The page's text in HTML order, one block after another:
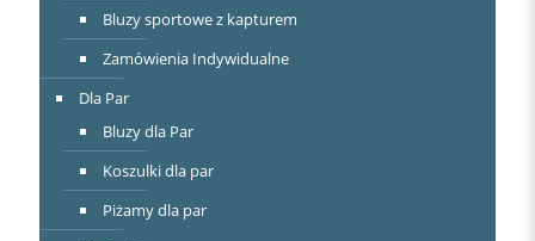
Bluzy sportowe z kapturem
Zamówienia Indywidualne
Dla Par
Bluzy dla Par
Koszulki dla par
Piżamy dla par